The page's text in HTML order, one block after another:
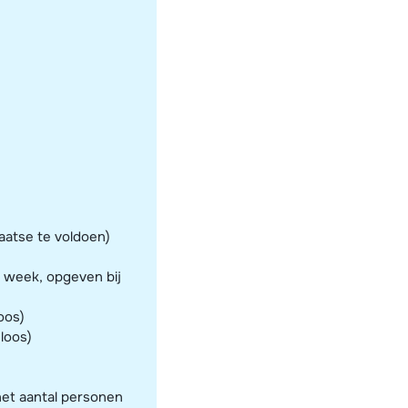
te voldoen)
week, opgeven bij
aantal personen